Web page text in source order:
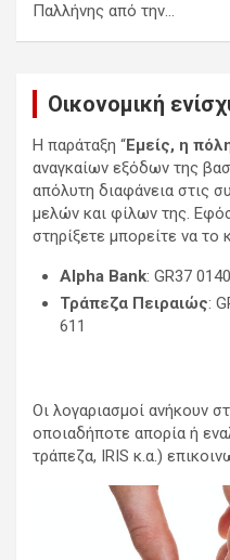
Παλλήνης από την…
Οικονομική
Η παράταξη “Εμείς, η
αναγκαίων εξόδων της
απόλυτη διαφάνεια στις
μελών και φίλων της.
στηρίξετε μπορείτε να
Alpha Bank: GR37
Τράπεζα Πειραιώς:
611
Οι λογαριασμοί ανήκουν
οποιαδήποτε απορία ή
τράπεζα, IRIS κ.α.)